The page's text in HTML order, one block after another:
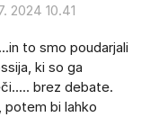
2024 10.41
to smo poudarjali
ki so ga
brez debate.
bi lahko